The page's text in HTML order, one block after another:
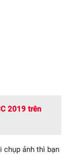
2019 trên
ảnh thì bạn